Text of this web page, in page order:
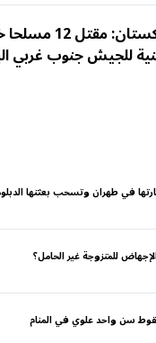
باكستان:
للجيش جنوب غربي
في طهران وتسحب بعثتها
للمتزوجة غير الحامل؟
سن واحد علوي في المنام